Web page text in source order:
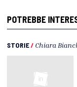
POTREBBE
STORIE/ Chiara